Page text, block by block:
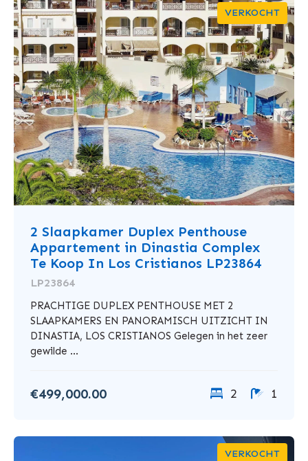
VERKOCHT
2 Slaapkamer Duplex Penthouse
Appartement in Dinastia Complex
Te Koop In Los Cristianos LP23864
LP23864
PRACHTIGE DUPLEX PENTHOUSE MET 2
SLAAPKAMERS EN PANORAMISCH UITZICHT IN
DINASTIA, LOS CRISTIANOS Gelegen in het zeer
gewilde ...
€499,000.00 2 1
VERKOCHT